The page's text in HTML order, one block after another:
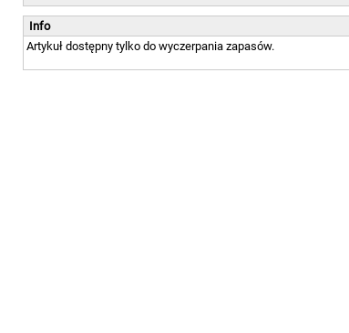
Info
Artykuł dostępny tylko do wyczerpania zapasów.